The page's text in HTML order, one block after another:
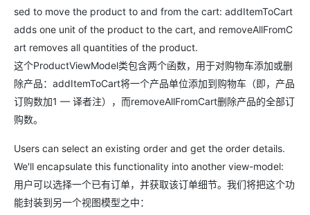
sed to move the product to and from the cart: addItemToCart
adds one unit of the product to the cart, and removeAllFromC
art removes all quantities of the product.
这个ProductViewModel类包含两个函数，用于对购物车添加或删
除产品： addItemToCart将一个产品单位添加到购物车（即，产品
订购数加1 — 译者注），而removeAllFromCart删除产品的全部订
购数。
Users can select an existing order and get the order details.
We'll encapsulate this functionality into another view-model:
用户可以选择一个已有订单，并获取该订单细节。我们将把这个功
能封装到另一个视图模型之中：